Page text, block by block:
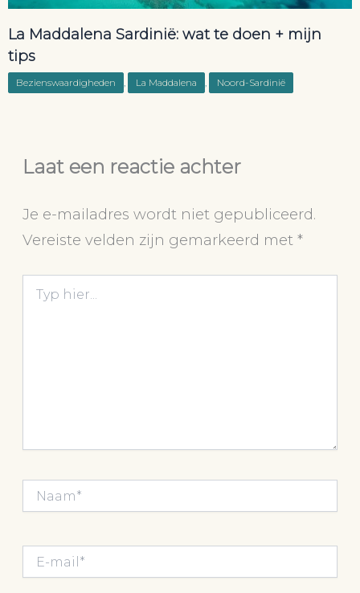
La Maddalena Sardinië: wat te doen + mijn
tips
Bezienswaardigheden , La Maddalena , Noord-Sardinië
Laat een reactie achter
Je e-mailadres wordt niet gepubliceerd.
Vereiste velden zijn gemarkeerd met*
hier...
mail*